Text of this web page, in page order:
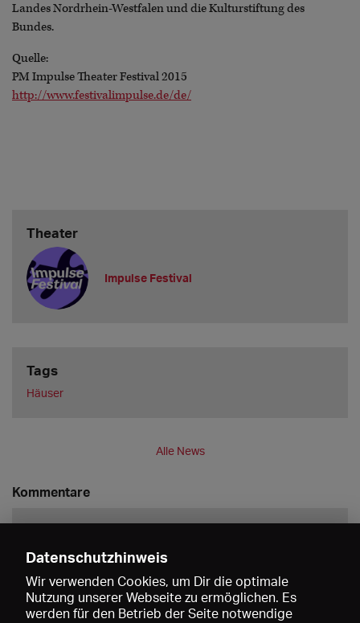
Landes Nordrhein-Westfalen und die Kulturstiftung des
Bundes.
Quelle:
PM Impulse Theater Festival 2015
http://www.festivalimpulse.de/de/
Theater
Impulse Festival
Tags
Häuser
Alle News
Kommentare
Speichern
Datenschutzhinweis
Wir verwenden Cookies, um Dir die optimale
Nutzung unserer Webseite zu ermöglichen. Es
werden für den Betrieb der Seite notwendige